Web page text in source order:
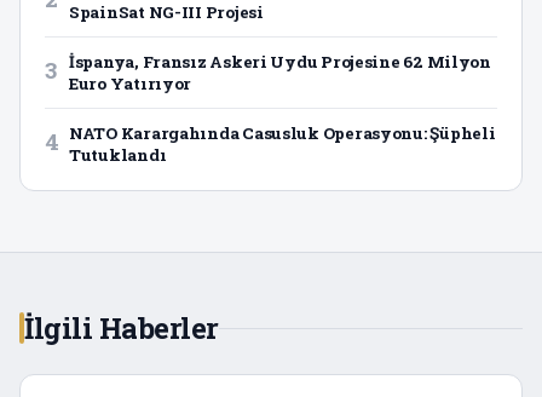
SpainSat NG-III Projesi
3 İspanya, Fransız Askeri Uydu Projesine 62 Milyon
Euro Yatırıyor
4 NATO Karargahında Casusluk Operasyonu: Şüpheli
Tutuklandı
İlgili Haberler